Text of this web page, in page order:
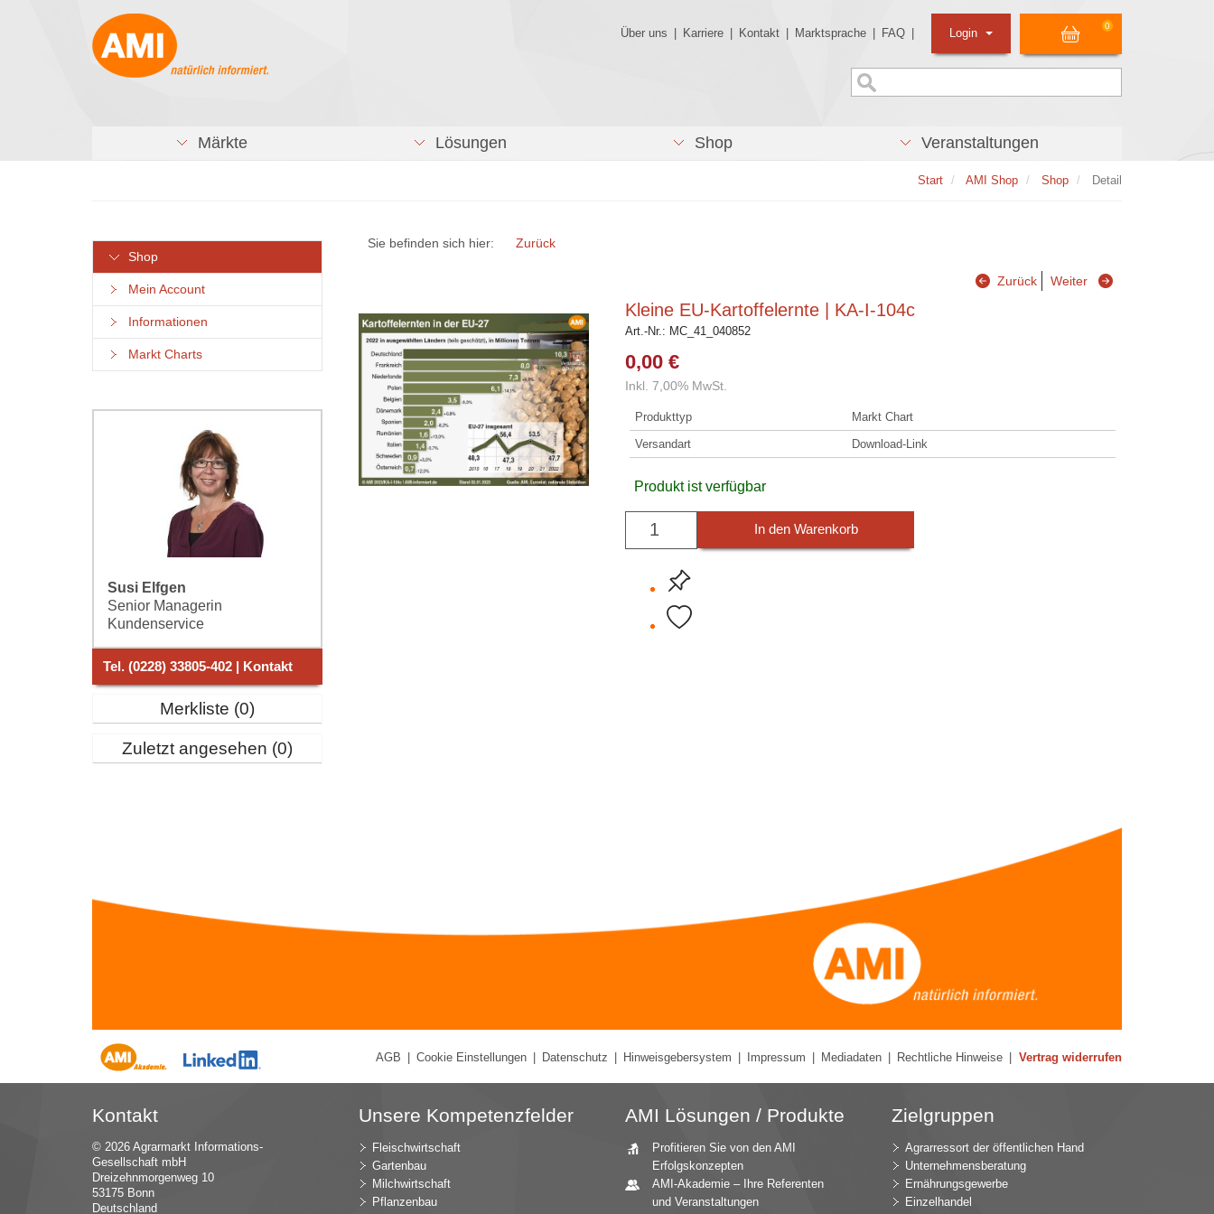
Über uns Karriere Kontakt Marktsprache FAQ
0
Login
Märkte Lösungen Shop Veranstaltungen
Start AMI Shop Shop Detail
Shop
Mein Account
Informationen
Markt Charts
Susi Elfgen
Senior Managerin
Kundenservice
Tel. (0228) 33805-402 | Kontakt
Merkliste 0
Zuletzt angesehen 0
Sie befinden sich hier: Zurück
Zurück Weiter
Kleine EU-Kartoffelernte | KA-I-104c
Art.-Nr.: MC_41_040852
0,00 €
Inkl. 7,00% MwSt.
Produkttyp
Markt Chart
Versandart
Download-Link
Produkt ist verfügbar
In den Warenkorb
AGB Cookie Einstellungen Datenschutz Hinweisgebersystem Impressum Mediadaten Rechtliche Hinweise Vertrag widerrufen
Kontakt
© 2026 Agrarmarkt Informations-
Gesellschaft mbH
Dreizehnmorgenweg 10
53175 Bonn
Deutschland
Unsere Kompetenzfelder
Fleischwirtschaft
Gartenbau
Milchwirtschaft
Pflanzenbau
AMI Lösungen / Produkte
Profitieren Sie von den AMI
Erfolgskonzepten
AMI-Akademie – Ihre Referenten
und Veranstaltungen
Zielgruppen
Agrarressort der öffentlichen Hand
Unternehmensberatung
Ernährungsgewerbe
Einzelhandel